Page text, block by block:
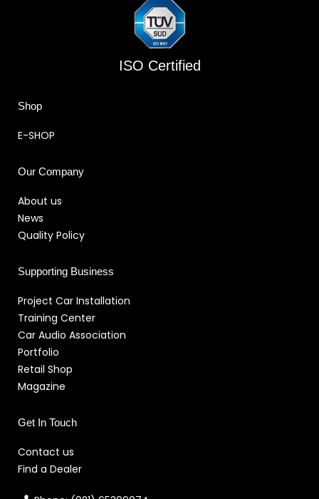
ISO Certified
Shop
E-SHOP
Our Company
About us
News
Quality Policy
Supporting Business
Project Car Installation
Training Center
Car Audio Association
Portfolio
Retail Shop
Magazine
Get In Touch
Contact us
Find a Dealer